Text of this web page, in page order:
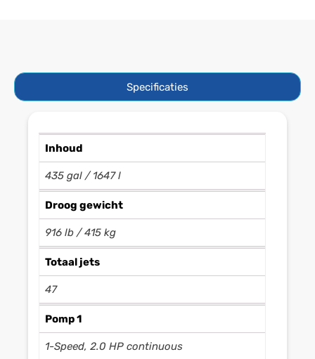
Specificaties
Inhoud
435 gal / 1647 l
Droog gewicht
916 lb / 415 kg
Totaal jets
47
Pomp 1
1-Speed, 2.0 HP continuous